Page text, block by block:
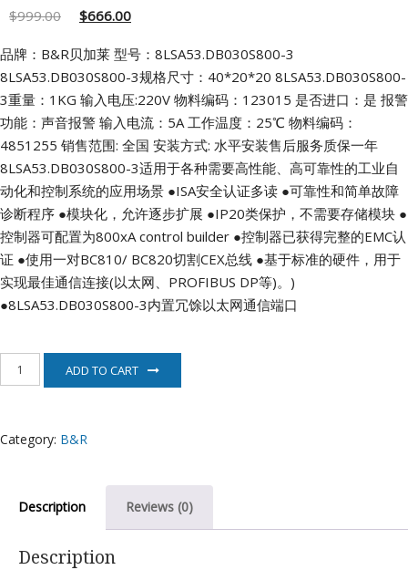
$999.00 $666.00
品牌：B&R贝加莱 型号：8LSA53.DB030S800-3
8LSA53.DB030S800-3规格尺寸：40*20*20 8LSA53.DB030S800-
3重量：1KG 输入电压:220V 物料编码：123015 是否进口：是 报警
功能：声音报警 输入电流：5A工作温度：25℃ 物料编码：
4851255 销售范围: 全国 安装方式: 水平安装售后服务质保一年
8LSA53.DB030S800-3适用于各种需要高性能、高可靠性的工业自
动化和控制系统的应用场景 ●ISA安全认证多读 ●可靠性和简单故障
诊断程序 ●模块化，允许逐步扩展 ●IP20类保护，不需要存储模块 ●
控制器可配置为800xA control builder ●控制器已获得完整的EMC认
证 ●使用一对BC810/ BC820切割CEX总线 ●基于标准的硬件，用于
实现最佳通信连接(以太网、PROFIBUS DP等)。)
●8LSA53.DB030S800-3内置冗馀以太网通信端口
B&R
ADD TO CART
Category: B&R
Description Reviews (0)
Description